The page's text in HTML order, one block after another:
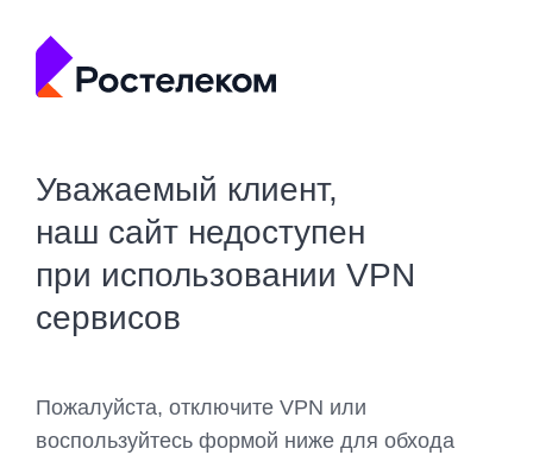
Уважаемый клиент,
наш сайт недоступен
при использовании VPN
сервисов
Пожалуйста, отключите VPN или
воспользуйтесь формой ниже для обхода